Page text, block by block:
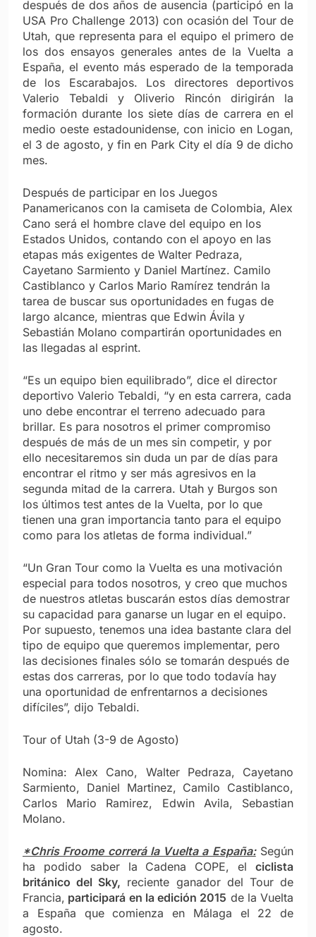
después de dos años de ausencia (participó en la
USA Pro Challenge 2013) con ocasión del Tour de
Utah, que representa para el equipo el primero de
los dos ensayos generales antes de la Vuelta a
España, el evento más esperado de la temporada
de los Escarabajos. Los directores deportivos
Valerio Tebaldi y Oliverio Rincón dirigirán la
formación durante los siete días de carrera en el
medio oeste estadounidense, con inicio en Logan,
el 3 de agosto, y fin en Park City el día 9 de dicho
mes.
Después de participar en los Juegos
Panamericanos con la camiseta de Colombia, Alex
Cano será el hombre clave del equipo en los
Estados Unidos, contando con el apoyo en las
etapas más exigentes de Walter Pedraza,
Cayetano Sarmiento y Daniel Martínez. Camilo
Castiblanco y Carlos Mario Ramírez tendrán la
tarea de buscar sus oportunidades en fugas de
largo alcance, mientras que Edwin Ávila y
Sebastián Molano compartirán oportunidades en
las llegadas al esprint.
“Es un equipo bien equilibrado”, dice el director
deportivo Valerio Tebaldi, “y en esta carrera, cada
uno debe encontrar el terreno adecuado para
brillar. Es para nosotros el primer compromiso
después de más de un mes sin competir, y por
ello necesitaremos sin duda un par de días para
encontrar el ritmo y ser más agresivos en la
segunda mitad de la carrera. Utah y Burgos son
los últimos test antes de la Vuelta, por lo que
tienen una gran importancia tanto para el equipo
como para los atletas de forma individual.”
“Un Gran Tour como la Vuelta es una motivación
especial para todos nosotros, y creo que muchos
de nuestros atletas buscarán estos días demostrar
su capacidad para ganarse un lugar en el equipo.
Por supuesto, tenemos una idea bastante clara del
tipo de equipo que queremos implementar, pero
las decisiones finales sólo se tomarán después de
estas dos carreras, por lo que todo todavía hay
una oportunidad de enfrentarnos a decisiones
difíciles”, dijo Tebaldi.
Tour of Utah (3-9 de Agosto)
Nomina: Alex Cano, Walter Pedraza, Cayetano
Sarmiento, Daniel Martinez, Camilo Castiblanco,
Carlos Mario Ramirez, Edwin Avila, Sebastian
Molano.
*Chris Froome correrá la Vuelta a España:Según
ha podido saber la Cadena COPE, el ciclista
británico del Sky, reciente ganador del Tour de
Francia, participará en la edición 2015 de la Vuelta
a España que comienza en Málaga el 22 de
agosto.